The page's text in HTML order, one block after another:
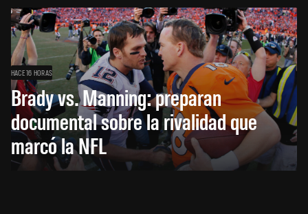
HACE 16 HORAS
Brady vs. Manning: preparan
documental sobre la rivalidad que
marcó la NFL